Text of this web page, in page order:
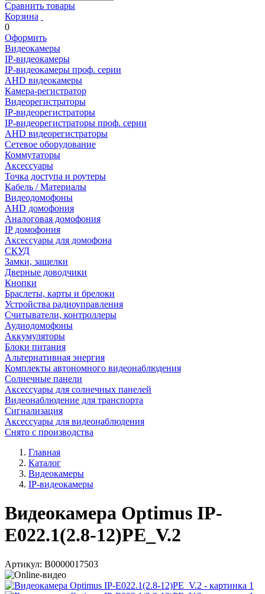
Сравнить товары
Корзина
0
Оформить
Видеокамеры
IP-видеокамеры
IP-видеокамеры проф. серии
AHD видеокамеры
Камера-регистратор
Видеорегистраторы
IP-видеорегистраторы
IP-видеорегистраторы проф. серии
AHD видеорегистраторы
Сетевое оборудование
Коммутаторы
Аксессуары
Точка доступа и роутеры
Кабель / Материалы
Видеодомофоны
AHD домофония
Аналоговая домофония
IP домофония
Аксессуары для домофона
СКУД
Замки, защелки
Дверные доводчики
Кнопки
Браслеты, карты и брелоки
Устройства радиоуправления
Считыватели, контроллеры
Аудиодомофоны
Аккумуляторы
Блоки питания
Альтернативная энергия
Комплекты автономного видеонаблюдения
Солнечные панели
Аксессуары для солнечных панелей
Видеонаблюдение для транспорта
Сигнализация
Аксессуары для видеонаблюдения
Снято с производства
Главная
Каталог
Видеокамеры
IP-видеокамеры
Видеокамера Optimus IP-
E022.1(2.8-12)PE_V.2
Артикул: В0000017503